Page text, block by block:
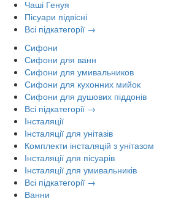
Чаші Генуя
Пісуари підвісні
Всі підкатегорії →
Сифони
Сифони для ванн
Сифони для умивальников
Сифони для кухонних мийок
Сифони для душових піддонів
Всі підкатегорії →
Інсталяції
Інсталяції для унітазів
Комплекти інсталяцій з унітазом
Інсталяції для пісуарів
Інсталяції для умивальників
Всі підкатегорії →
Ванни